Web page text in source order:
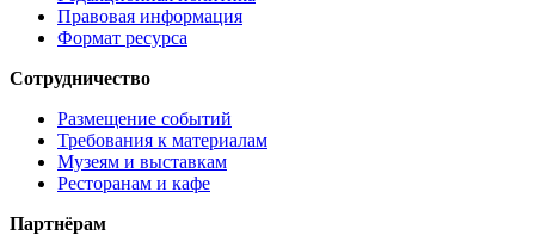
Правовая информация
Формат ресурса
Сотрудничество
Размещение событий
Требования к материалам
Музеям и выставкам
Ресторанам и кафе
Партнёрам